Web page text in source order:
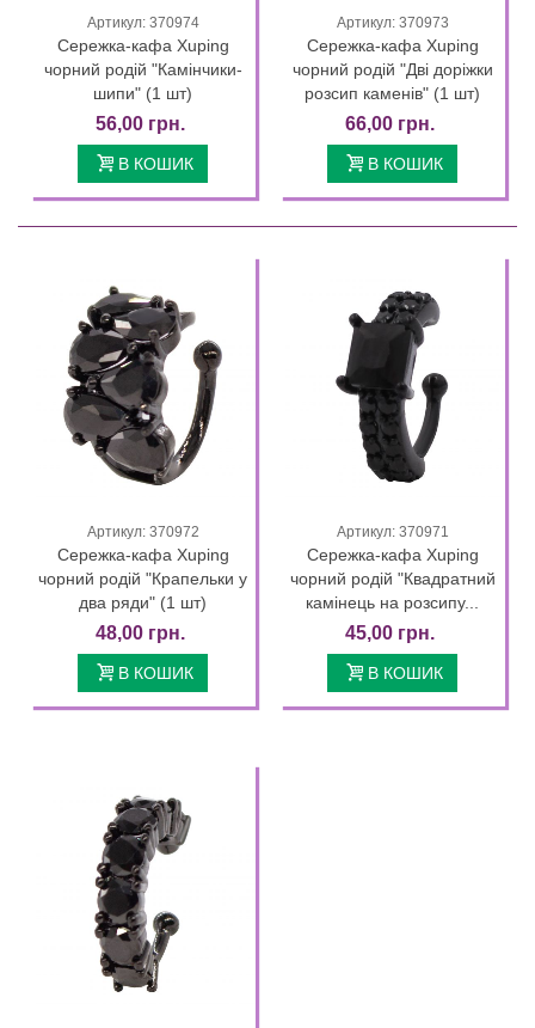
Артикул: 370974
Сережка-кафа Xuping
чорний родій "Камінчики-
шипи" (1 шт)
56,00 грн.
В КОШИК
Артикул: 370973
Сережка-кафа Xuping
чорний родій "Дві доріжки
розсип каменів" (1 шт)
66,00 грн.
В КОШИК
Артикул: 370972
Сережка-кафа Xuping
чорний родій "Крапельки у
два ряди" (1 шт)
48,00 грн.
В КОШИК
Артикул: 370971
Сережка-кафа Xuping
чорний родій "Квадратний
камінець на розсипу...
45,00 грн.
В КОШИК